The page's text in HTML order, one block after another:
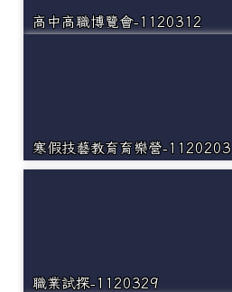
高中高職博覽會-1120312
寒假技藝教育育樂營-1120203
職業試探-1120329